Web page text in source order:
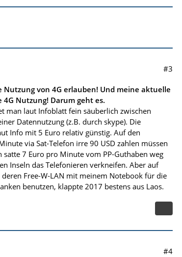
#3
Nutzung von 4G erlauben! Und meine aktuelle
Nutzung! Darum geht es.
man laut Infoblatt fein säuberlich zwischen
Datennutzung (z.B. durch skype). Die
Info mit 5 Euro relativ günstig. Auf den
via Sat-Telefon irre 90 USD zahlen müssen
7 Euro pro Minute vom PP-Guthaben weg
Inseln das Telefonieren verkneifen. Aber auf
Free-W-LAN mit meinem Notebook für die
benutzen, klappte 2017 bestens aus Laos.
#4